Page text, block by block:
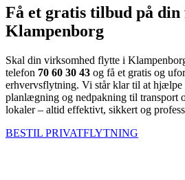
Få et gratis tilbud på
Klampenborg
Skal din virksomhed flytte i
telefon 70 60 30 43 og få et gratis og
erhvervsflytning. Vi står klar til at hjælpe
planlægning og nedpakning til transport
lokaler – altid effektivt, sikkert og
BESTIL PRIVATFLYTNING